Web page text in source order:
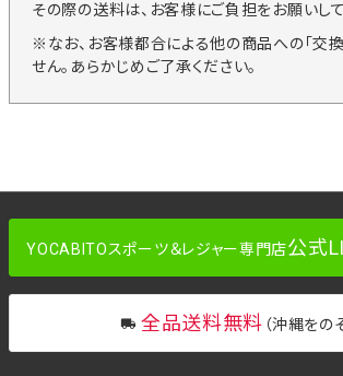
その際の送料は、お客様にご負担をお願いして
※なお、お客様都合による他の商品への「交換
せん。あらかじめご了承ください。
YOCABITOスポーツ＆レジャー専門店公式
全品送料無料 （沖縄をのぞ